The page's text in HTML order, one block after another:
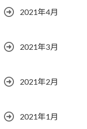
2021年4月
2021年3月
2021年2月
2021年1月